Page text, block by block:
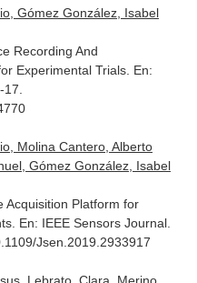
Gómez González, Isabel
Recording And
Experimental Trials. En:
Molina Cantero, Alberto
Gómez González, Isabel
Acquisition Platform for
En: IEEE Sensors Journal.
Jsen.2019.2933917